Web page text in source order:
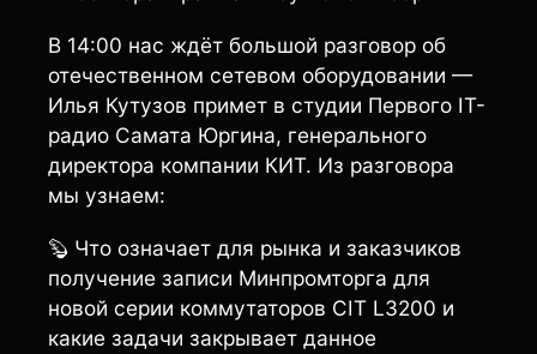
В 14:00 нас ждёт большой разговор об
отечественном сетевом оборудовании —
Илья Кутузов примет в студии Первого IT-
радио Самата Юргина, генерального
директора компании КИТ. Из разговора
мы узнаем:
🦫 Что означает для рынка и заказчиков
получение записи Минпромторга для
новой серии коммутаторов CIT L3200 и
какие задачи закрывает данное